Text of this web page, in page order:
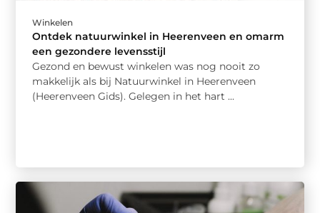
Winkelen
Ontdek natuurwinkel in Heerenveen en omarm
een gezondere levensstijl
Gezond en bewust winkelen was nog nooit zo
makkelijk als bij Natuurwinkel in Heerenveen
(Heerenveen Gids). Gelegen in het hart ...